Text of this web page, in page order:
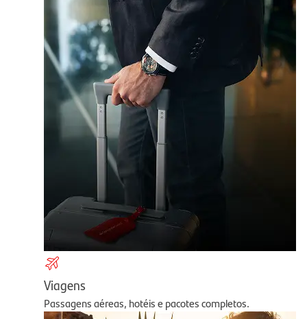
Viagens
Passagens aéreas, hotéis e pacotes completos.